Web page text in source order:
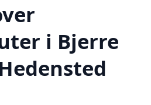
i Bjerre